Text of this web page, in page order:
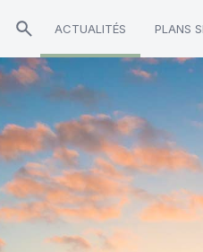
ACTUALITÉS PLANS
Monnier"